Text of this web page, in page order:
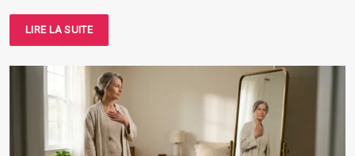
LIRE LA SUITE